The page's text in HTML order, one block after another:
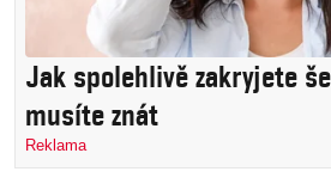
Jak spolehlivě zakryjete
musíte znát
Reklama